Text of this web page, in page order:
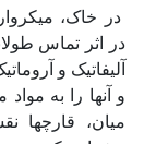
در خاک،
در اثر تماس
آلیفاتیک و
و آن‏ها را به مواد
میان، قارچ­ها